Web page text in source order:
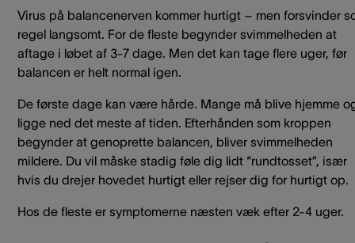
Virus på balancenerven kommer hurtigt – men forsvinder
regel langsomt. For de fleste begynder svimmelheden at
aftage i løbet af 3-7 dage. Men det kan tage flere uger, før
balancen er helt normal igen.
De første dage kan være hårde. Mange må blive hjemme
ligge ned det meste af tiden. Efterhånden som kroppen
begynder at genoprette balancen, bliver svimmelheden
mildere. Du vil måske stadig føle dig lidt “rundtosset”, især
hvis du drejer hovedet hurtigt eller rejser dig for hurtigt op.
Hos de fleste er symptomerne næsten væk efter 2-4 uger.